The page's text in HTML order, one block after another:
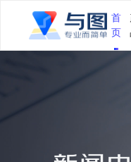
首
页